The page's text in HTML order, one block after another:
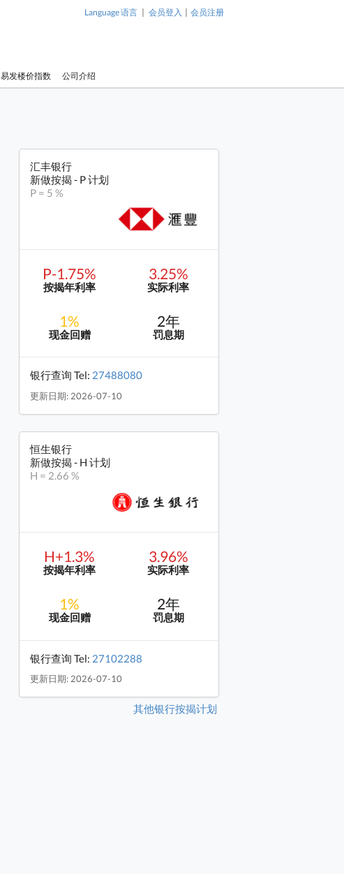
Language 语言 | 会员登入 | 会员注册
易发楼价指数 公司介绍
汇丰银行
新做按揭 - P 计划
P = 5 %
P-1.75%
按揭年利率
3.25%
实际利率
1%
现金回赠
2年
罚息期
银行查询 Tel: 27488080
更新日期: 2026-07-10
恒生银行
新做按揭 - H 计划
H = 2.66 %
H+1.3%
按揭年利率
3.96%
实际利率
1%
现金回赠
2年
罚息期
银行查询 Tel: 27102288
更新日期: 2026-07-10
其他银行按揭计划